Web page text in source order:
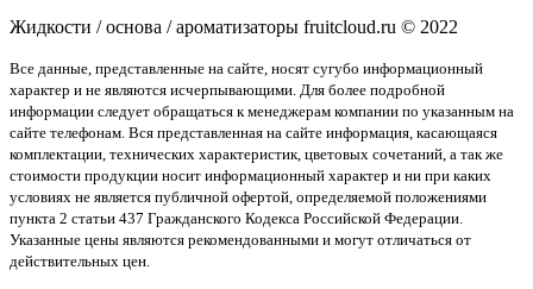
Жидкости / основа / ароматизаторы fruitcloud.ru © 2022
Все данные, представленные на сайте, носят сугубо информационный
характер и не являются исчерпывающими. Для более подробной
информации следует обращаться к менеджерам компании по указанным на
сайте телефонам. Вся представленная на сайте информация, касающаяся
комплектации, технических характеристик, цветовых сочетаний, а так же
стоимости продукции носит информационный характер и ни при каких
условиях не является публичной офертой, определяемой положениями
пункта 2 статьи 437 Гражданского Кодекса Российской Федерации.
Указанные цены являются рекомендованными и могут отличаться от
действительных цен.